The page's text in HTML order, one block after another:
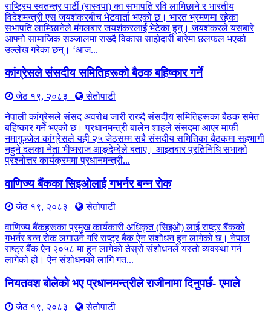
राष्ट्रिय स्वतन्त्र पार्टी (रास्वपा) का सभापति रवि लामिछाने र भारतीय
विदेशमन्त्री एस जयशंकरबीच भेटवार्ता भएको छ। भारत भ्रमणमा रहेका
सभापति लामिछानेले मंगलबार जयशंकरलाई भेटेका हुन्। जयशंकरले यसबारे
आफ्नो सामाजिक सञ्जालमा राख्दै विकास साझेदारी बारेमा छलफल भएको
उल्लेख गरेका छन्। ‘आज...
कांग्रेसले संसदीय समितिहरूकाे बैठक बहिष्कार गर्ने
जेठ १९, २०८३
सेतोपाटी
नेपाली कांग्रेसले संसद अवरोध जारी राख्दै संसदीय समितिहरूका बैठक समेत
बहिष्कार गर्ने भएको छ। प्रधानमन्त्री बालेन शाहले संसदमा आएर माफी
नमागुञ्जेल कांग्रेसले यही २५ जेठसम्म सबै संसदीय समितिका बैठकमा सहभागी
नहुने दलका नेता भीष्मराज आङ्देम्बेले बताए। आइतबार प्रतिनिधि सभाको
प्रश्नोत्तर कार्यक्रममा प्रधानमन्त्री...
वाणिज्य बैंकका सिइओलाई गभर्नर बन्न रोक
जेठ १९, २०८३
सेतोपाटी
वाणिज्य बैंकहरूका प्रमुख कार्यकारी अधिकृत (सिइओ) लाई राष्ट्र बैंकको
गभर्नर बन्न रोक लगाउने गरि राष्ट्र बैंक ऐन संशोधन हुन लागेको छ। नेपाल
राष्ट्र बैंक ऐन २०५८ मा हुन लागेको तेस्रो संशोधनले यस्तो व्यवस्था गर्न
लागेको हो। ऐन संशोधनको लागि गत...
नियतवश बोलेको भए प्रधानमन्त्रीले राजीनामा दिनुपर्छ- एमाले
जेठ १९, २०८३
सेतोपाटी